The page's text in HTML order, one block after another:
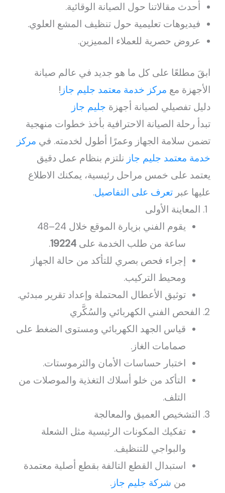
أحدث مقالاتنا حول الصيانة الوقائية.
فيديوهات تعليمية حول تنظيف المشع العلوي.
عروض حصرية للعملاء المميزين.
ابقَ مطلعًا على كل ما هو جديد في عالم صيانة
الأجهزة مع مركز خدمة معتمد جليم جاز !
دليل تفصيلي لصيانة أجهزة جليم جاز
تبدأ رحلة الصيانة الاحترافية بأخذ خطوات منهجية
تضمن سلامة الجهاز وعمرًا أطول لخدمته. في مركز
خدمة معتمد جليم جاز نلتزم بنظام عمل دقيق
يعتمد على خمس مراحل رئيسية، يمكنك الاطلاع
عليها عبرتعرف على التفاصيل.
المعاينة الأولى
يقوم الفني بزيارة الموقع خلال 24–48
ساعة من طلب الخدمة على 19224
.
إجراء فحص بصري للتأكد من حالة الجهاز
ومحيط التركيب.
توثيق الأعطال المحتملة وإعداد تقرير مبدئي.
الفحص الفني الكهربائي والسُكَّري
قياس الجهد الكهربائي ومستوى الضغط على
صمامات الغاز.
اختبار حساسات الأمان والثرموستات.
التأكد من خلو أسلاك التغذية والموصلات من
التلف.
التشخيص العميق والمعالجة
تفكيك المكونات الرئيسية مثل الشعلة
والبواجي للتنظيف.
استبدال القطع التالفة بقطع أصلية معتمدة
من شركة جليم جاز .